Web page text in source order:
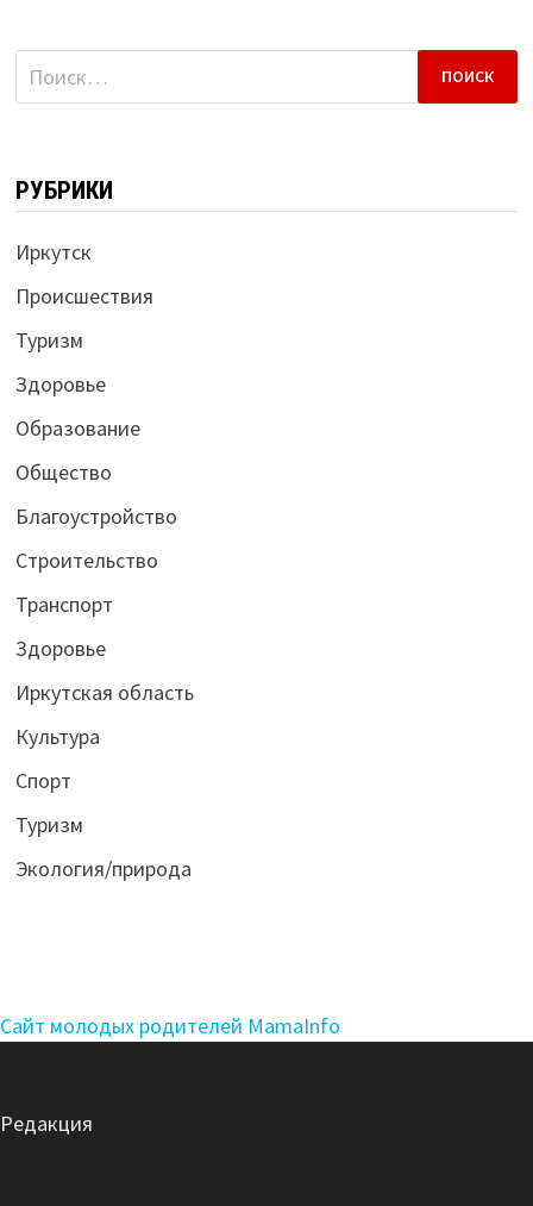
Найти:
РУБРИКИ
Иркутск
Происшествия
Туризм
Здоровье
Образование
Общество
Благоустройство
Строительство
Транспорт
Здоровье
Иркутская область
Культура
Спорт
Туризм
Экология/природа
Сайт молодых родителей MamaInfo
Редакция